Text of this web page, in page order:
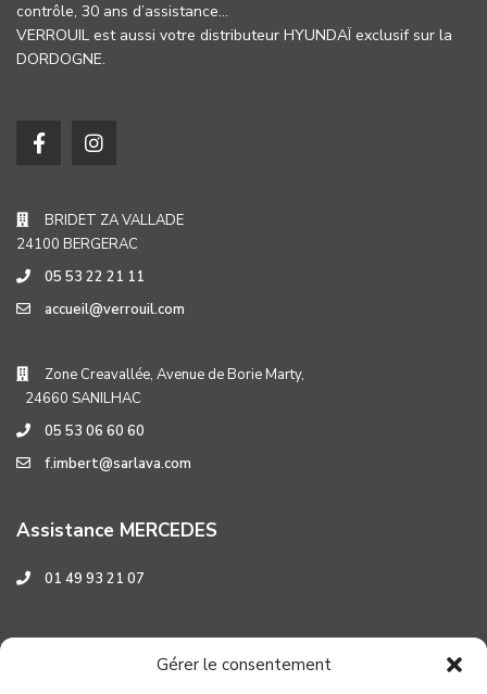
Gérer le consentement
contrôle, 30 ans d’assistance…
VERROUIL est aussi votre distributeur HYUNDAÏ exclusif sur la
DORDOGNE.
BRIDET ZA VALLADE
24100 BERGERAC
05 53 22 21 11
accueil@verrouil.com
Zone Creavallée, Avenue de Borie Marty,
24660 SANILHAC
05 53 06 60 60
f.imbert@sarlava.com
Assistance MERCEDES
01 49 93 21 07
Assistance HYUNDAI